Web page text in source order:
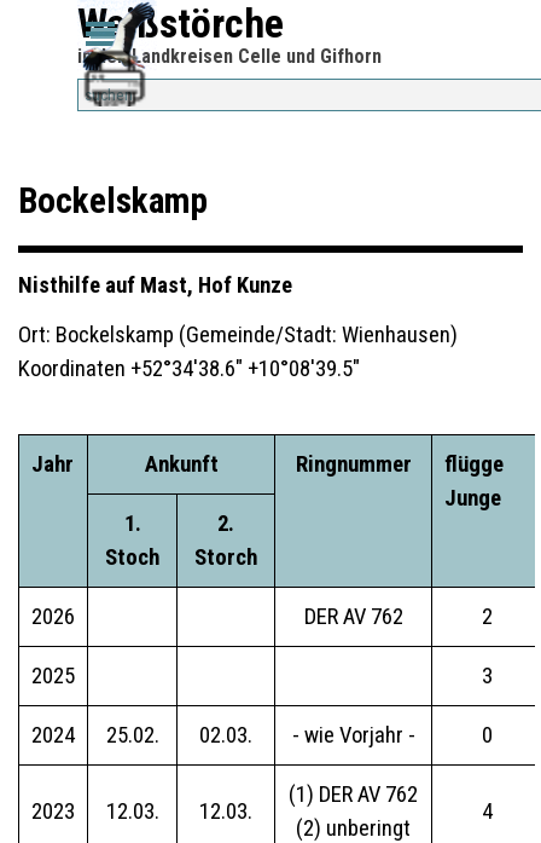
Direkt zum Seiteninhalt
Menü überspringen
Weißstörche
in den Landkreisen Celle und Gifhorn
Menü überspringen
Bockelskamp
Nisthilfe auf Mast, Hof Kunze
Ort: Bockelskamp (Gemeinde/Stadt: Wienhausen)
Koordinaten +52°34'38.6" +10°08'39.5"
Jahr Ankunft Ringnummer
flügge
Junge
1.
Stoch
2.
Storch
2026 DER AV 762 2
2025 3
2024 25.02. 02.03. - wie Vorjahr - 0
2023 12.03. 12.03.
(1) DER AV 762
(2) unberingt
4